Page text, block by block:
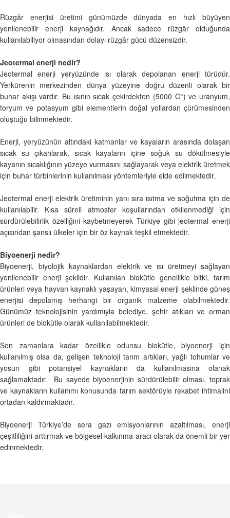
Rüzgâr enerjisi üretimi günümüzde dünyada en hızlı büyüyen
yenilenebilir enerji kaynağıdır. Ancak sadece rüzgâr olduğunda
kullanılabiliyor olmasından dolayı rüzgâr gücü düzensizdir.
Jeotermal enerji nedir?
Jeotermal enerji yeryüzünde ısı olarak depolanan enerji türüdür.
Yerkürenin merkezinden dünya yüzeyine doğru düzenli olarak bir
buhar akışı vardır. Bu ısının sıcak çekirdekten (5000 C°) ve uranyum,
toryum ve potasyum gibi elementlerin doğal yollardan çürümesinden
oluştuğu bilinmektedir.
Enerji, yeryüzünün altındaki katmanlar ve kayaların arasında dolaşan
sıcak su çıkarılarak, sıcak kayaların içine soğuk su dökülmesiyle
kayanın sıcaklığının yüzeye vurmasını sağlayarak veya elektrik üretmek
için buhar türbinlerinin kullanılması yöntemleriyle elde edilmektedir.
Jeotermal enerji elektrik üretiminin yanı sıra ısıtma ve soğutma için de
kullanılabilir. Kısa süreli atmosfer koşullarından etkilenmediği için
sürdürülebilirlik özelliğini kaybetmeyerek Türkiye gibi jeotermal enerji
açısından şanslı ülkeler için bir öz kaynak teşkil etmektedir.
Biyoenerji nedir?
Biyoenerji, biyolojik kaynaklardan elektrik ve ısı üretmeyi sağlayan
yenilenebilir enerji şeklidir. Kullanılan biokütle genellikle bitki, tarım
ürünleri veya hayvan kaynaklı yaşayan, kimyasal enerji şeklinde güneş
enerjisi depolamış herhangi bir organik malzeme olabilmektedir.
Günümüz teknolojisinin yardımıyla belediye, şehir atıkları ve orman
ürünleri de biokütle olarak kullanılabilmektedir.
Son zamanlara kadar özellikle odunsu biokütle, biyoenerji için
kullanılmış olsa da, gelişen teknoloji tarım artıkları, yağlı tohumlar ve
yosun gibi potansiyel kaynakların da kullanılmasına olanak
sağlamaktadır. Bu sayede biyoenerjinin sürdürülebilir olması, toprak
ve kaynakların kullanımı konusunda tarım sektörüyle rekabet ihtimalini
ortadan kaldırmaktadır.
Biyoenerji Türkiye’de sera gazı emisyonlarının azaltılması, enerji
çeşitliliğini arttırmak ve bölgesel kalkınma aracı olarak da önemli bir yer
edinmektedir.